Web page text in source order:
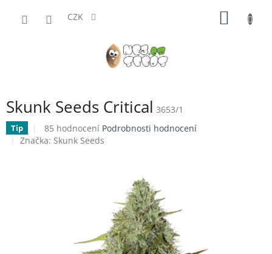
CZK
Skunk Seeds Critical 3653/1
Tip
Průměrné
hodnocení
85 hodnocení Podrobnosti hodnocení
Značka: Skunk Seeds